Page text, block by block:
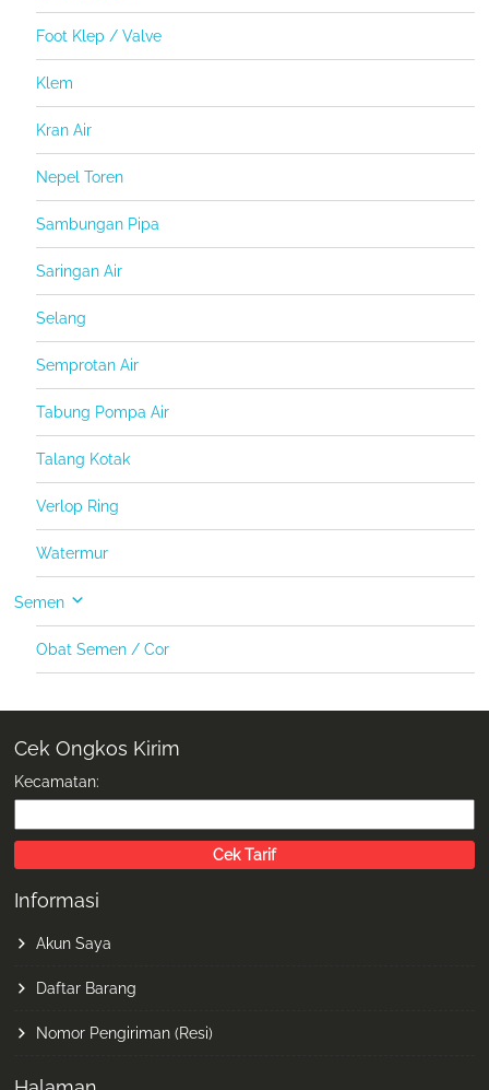
Foot Klep / Valve
Klem
Kran Air
Nepel Toren
Sambungan Pipa
Saringan Air
Selang
Semprotan Air
Tabung Pompa Air
Talang Kotak
Verlop Ring
Watermur
Semen
Obat Semen / Cor
Cek Ongkos Kirim
Kecamatan:
Informasi
Akun Saya
Daftar Barang
Nomor Pengiriman (Resi)